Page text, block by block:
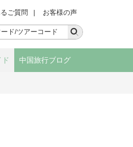
ご質問 | お客様の声
中国旅行ブログ